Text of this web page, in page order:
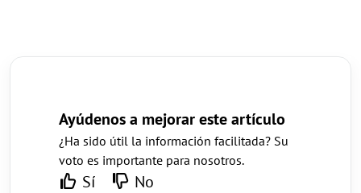
Ayúdenos a mejorar este artículo
¿Ha sido útil la información facilitada? Su
voto es importante para nosotros.
Sí No